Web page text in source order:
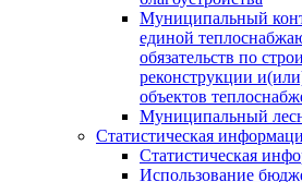
Муниципальный
единой
обязательств по
реконструкции
объектов
Муниципальный
Статистическая
Статистическая
Использование